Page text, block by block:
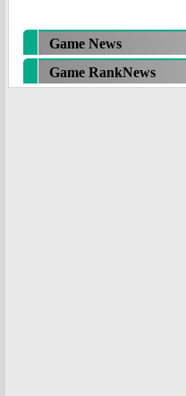
Game News
Game RankNews